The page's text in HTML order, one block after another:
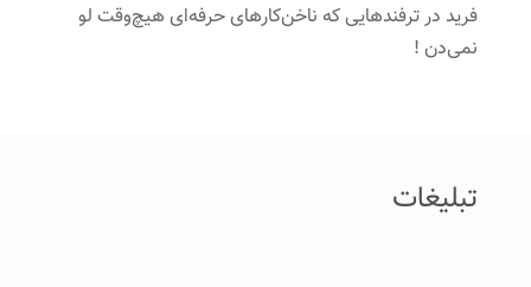
فریددرترفندهایی که ناخن‌کارهای حرفه‌ای هیچ‌وقت لو
نمی‌دن !
تبلیغات